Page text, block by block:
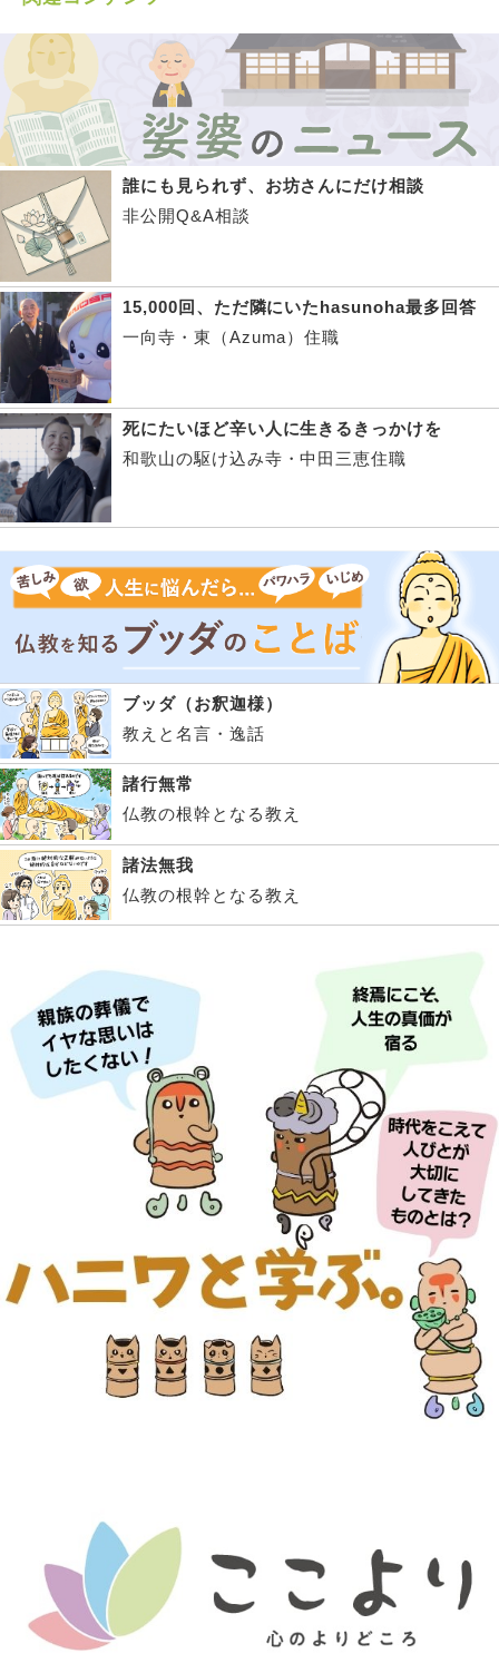
誰にも見られず、お坊さんにだけ相談
非公開Q&A相談
15,000回、ただ隣にいたhasunoha最多回答
一向寺・東（Azuma）住職
死にたいほど辛い人に生きるきっかけを
和歌山の駆け込み寺・中田三恵住職
ブッダ（お釈迦様）
教えと名言・逸話
諸行無常
仏教の根幹となる教え
諸法無我
仏教の根幹となる教え